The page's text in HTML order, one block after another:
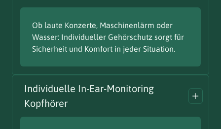
Ob laute Konzerte, Maschinenlärm oder
Wasser: Individueller Gehörschutz sorgt für
Sicherheit und Komfort in jeder Situation.
Individuelle In-Ear-Monitoring
Kopfhörer